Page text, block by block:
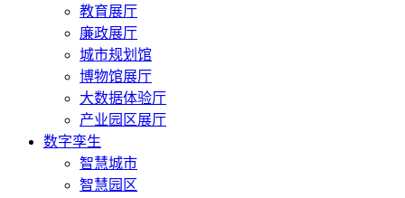
教育展厅
廉政展厅
城市规划馆
博物馆展厅
大数据体验厅
产业园区展厅
数字孪生
智慧城市
智慧园区